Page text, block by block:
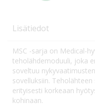
Lisätiedot
MSC -sarja on Medical-
teholähdemoduuli, joka
soveltuu
sovelluksiin.
erityisesti korkeaan
kohinaan.